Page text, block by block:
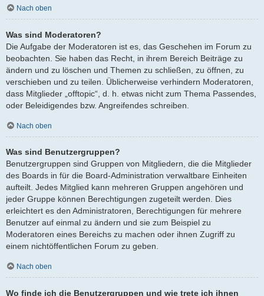
Nach oben
Was sind Moderatoren?
Die Aufgabe der Moderatoren ist es, das Geschehen im Forum zu
beobachten. Sie haben das Recht, in ihrem Bereich Beiträge zu
ändern und zu löschen und Themen zu schließen, zu öffnen, zu
verschieben und zu teilen. Üblicherweise verhindern Moderatoren,
dass Mitglieder „offtopic“, d. h. etwas nicht zum Thema Passendes,
oder Beleidigendes bzw. Angreifendes schreiben.
Nach oben
Was sind Benutzergruppen?
Benutzergruppen sind Gruppen von Mitgliedern, die die Mitglieder
des Boards in für die Board-Administration verwaltbare Einheiten
aufteilt. Jedes Mitglied kann mehreren Gruppen angehören und
jeder Gruppe können Berechtigungen zugeteilt werden. Dies
erleichtert es den Administratoren, Berechtigungen für mehrere
Benutzer auf einmal zu ändern und sie zum Beispiel zu
Moderatoren eines Bereichs zu machen oder ihnen Zugriff zu
einem nichtöffentlichen Forum zu geben.
Nach oben
Wo finde ich die Benutzergruppen und wie trete ich ihnen